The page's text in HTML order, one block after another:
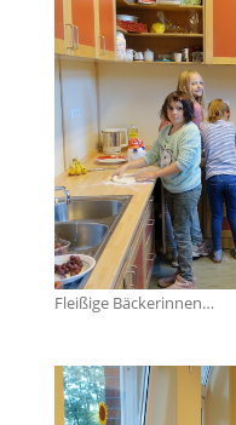
Fleißige Bäckerinnen…